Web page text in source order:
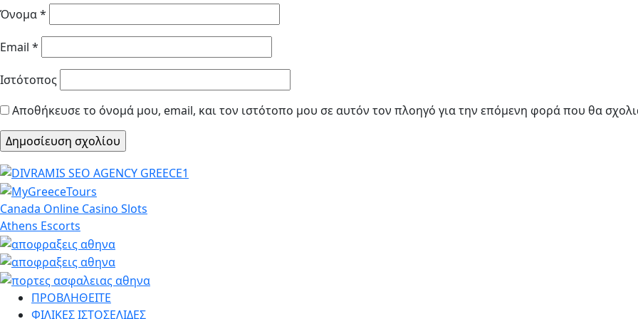
Όνομα*
Email *
Ιστότοπος
Αποθήκευσε το όνομά μου, email, και τον ιστότοπο μου σε αυτόν τον πλοηγό για την επόμενη φορά που θα
Canada Online Casino Slots
Athens Escorts
ΠΡΟΒΛΗΘΕΙΤΕ
ΦΙΛΙΚΕΣ ΙΣΤΟΣΕΛΙΔΕΣ